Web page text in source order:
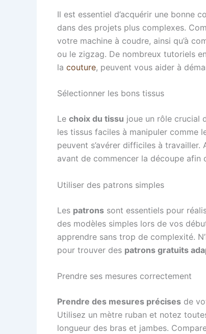
Il est essentiel d’acquérir une bonne
dans des projets plus complexes.
votre machine à coudre, ainsi qu’à
ou le zigzag. De nombreux tutoriels
la couture, peuvent vous aider à
Sélectionner les bons tissus
Le choix du tissu joue un rôle crucial
les tissus faciles à manipuler comme
peuvent s’avérer difficiles à
avant de commencer la découpe afin
Utiliser des patrons simples
Les patrons sont essentiels pour
des modèles simples lors de vos
apprendre sans trop de complexité.
pour trouver des patrons gratuits
Prendre ses mesures correctement
Prendre des mesures précises de
Utilisez un mètre ruban et notez
longueur des bras et jambes.